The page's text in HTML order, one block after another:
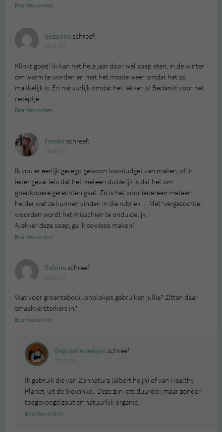
Beantwoorden
Suzanneschreef:
Klinkt goed! Ik kan het hele jaar door wel soep eten, in de winter
om warm te worden en met het mooie weer omdat het zo
makkelijk is. En natuurlijk omdat het lekker is! Bedankt voor het
receptje.
Beantwoorden
Femkeschreef:
Ik zou er eerlijk gezegd gewoon low-budget van maken, of in
ieder geval iets dat het meteen duidelijk is dat het om
goedkopere gerechten gaat. Zo is het voor iedereen meteen
helder wat ze kunnen vinden in die rubriek… Met ‘vergezochte’
woorden wordt het misschien te onduidelijk.
&lekker deze soep, ga ik sowieso maken!
Beantwoorden
Sabineschreef:
Wat voor groentebouillonblokjes gebruiken jullie? Zitten daar
smaakversterkers in?
Beantwoorden
degroenemeisjesschreef:
Ik gebruik die van Zonnatura (albert heijn) of van Healthy
Planet, uit de biowinkel. Deze zijn iets duurder, maar zonder
toegevoegd zout en natuurlijk organic.
Beantwoorden